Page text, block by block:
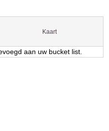
Kaart
aan uw bucket list.